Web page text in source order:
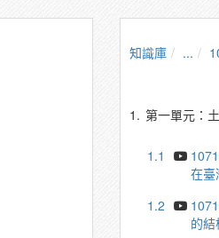
知識庫 ...
1. 第一單元：
1.1
在臺
1.2
的